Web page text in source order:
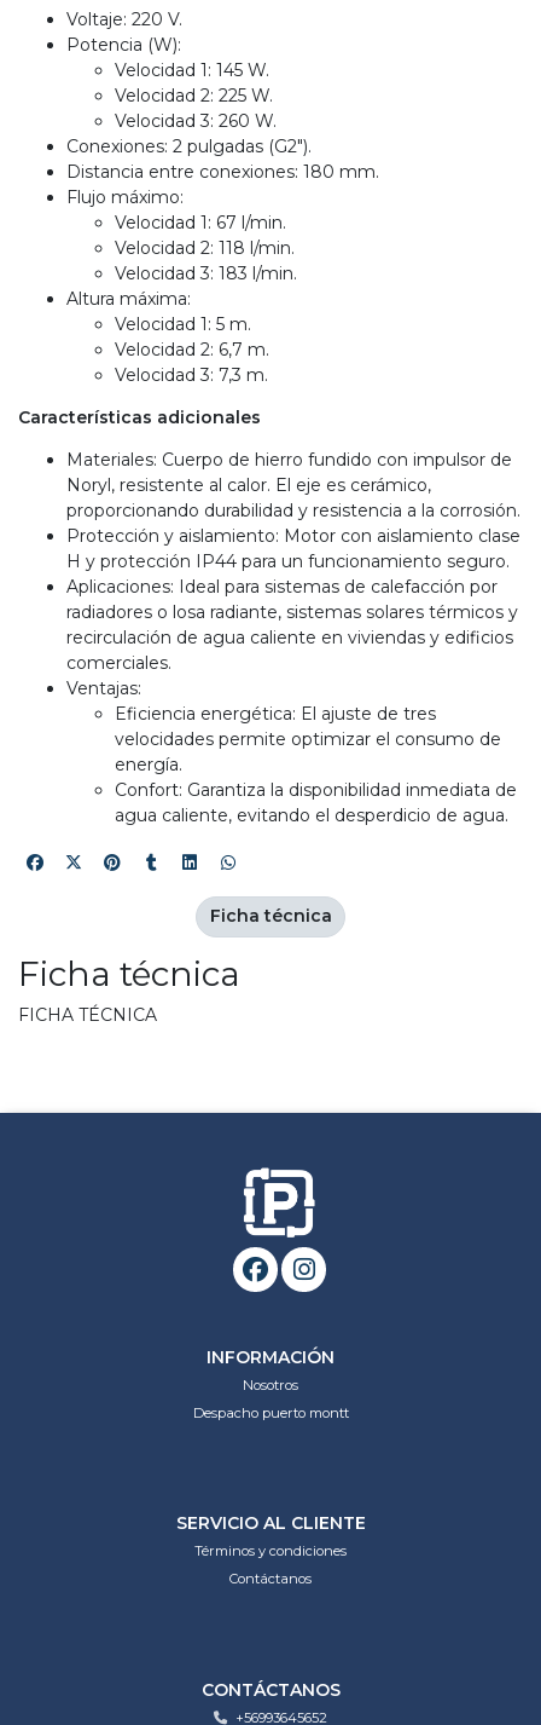
Voltaje: 220 V.
Potencia (W):
Velocidad 1: 145 W.
Velocidad 2: 225 W.
Velocidad 3: 260 W.
Conexiones: 2 pulgadas (G2").
Distancia entre conexiones: 180 mm.
Flujo máximo:
Velocidad 1: 67 l/min.
Velocidad 2: 118 l/min.
Velocidad 3: 183 l/min.
Altura máxima:
Velocidad 1: 5 m.
Velocidad 2: 6,7 m.
Velocidad 3: 7,3 m.
Características adicionales
Materiales: Cuerpo de hierro fundido con impulsor de
Noryl, resistente al calor. El eje es cerámico,
proporcionando durabilidad y resistencia a la corrosión.
Protección y aislamiento: Motor con aislamiento clase
H y protección IP44 para un funcionamiento seguro.
Aplicaciones: Ideal para sistemas de calefacción por
radiadores o losa radiante, sistemas solares térmicos y
recirculación de agua caliente en viviendas y edificios
comerciales.
Ventajas:
Eficiencia energética: El ajuste de tres
velocidades permite optimizar el consumo de
energía.
Confort: Garantiza la disponibilidad inmediata de
agua caliente, evitando el desperdicio de agua.
Ficha técnica
FICHA TÉCNICA
Ficha técnica
INFORMACIÓN
Nosotros
Despacho puerto montt
SERVICIO AL CLIENTE
Términos y condiciones
Contáctanos
CONTÁCTANOS
+56993645652